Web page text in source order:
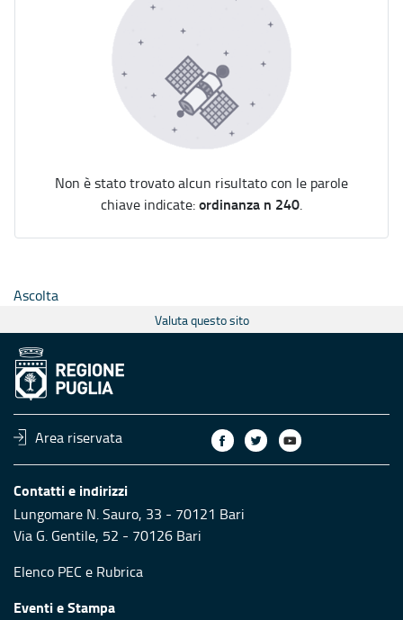
Non è stato trovato alcun risultato con le parole
chiave indicate:ordinanza n 240.
Ascolta
Valuta questo sito
Area riservata
Contatti e indirizzi
Lungomare N. Sauro, 33 - 70121 Bari
Via G. Gentile, 52 - 70126 Bari
Elenco PEC e Rubrica
Eventi e Stampa